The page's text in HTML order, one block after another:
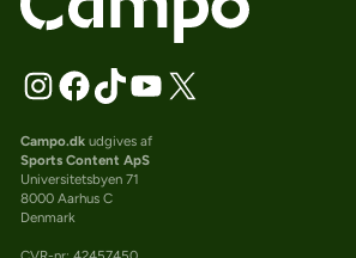
Campo.dkudgives af
Sports Content ApS
Universitetsbyen 71
8000 Aarhus C
Denmark